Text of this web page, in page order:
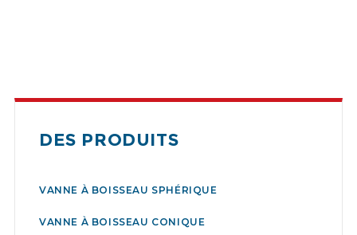
DES PRODUITS
VANNE À BOISSEAU SPHÉRIQUE
VANNE À BOISSEAU CONIQUE